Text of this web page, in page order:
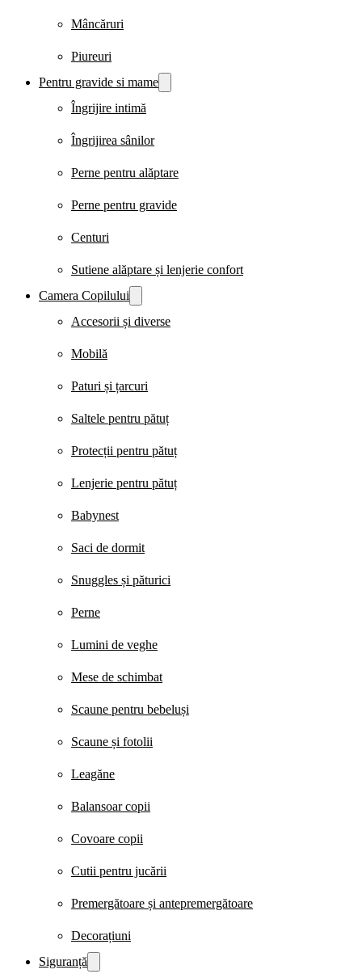
Mâncăruri
Piureuri
Pentru gravide si mame
Îngrijire intimă
Îngrijirea sânilor
Perne pentru alăptare
Perne pentru gravide
Centuri
Sutiene alăptare și lenjerie confort
Camera Copilului
Accesorii și diverse
Mobilă
Paturi și țarcuri
Saltele pentru pătuț
Protecții pentru pătuț
Lenjerie pentru pătuț
Babynest
Saci de dormit
Snuggles și păturici
Perne
Lumini de veghe
Mese de schimbat
Scaune pentru bebeluși
Scaune și fotolii
Leagăne
Balansoar copii
Covoare copii
Cutii pentru jucării
Premergătoare și antepremergătoare
Decorațiuni
Siguranță